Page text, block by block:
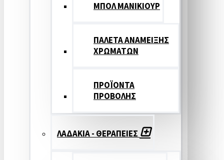
ΜΠΟΛ ΜΑΝΙΚΙΟΥΡ
ΠΑΛΕΤΑ ΑΝΑΜΕΙΞΗΣ
ΧΡΩΜΑΤΩΝ
ΠΡΟΪΟΝΤΑ
ΠΡΟΒΟΛΗΣ
ΛΑΔΑΚΙΑ - ΘΕΡΑΠΕΙΕΣ